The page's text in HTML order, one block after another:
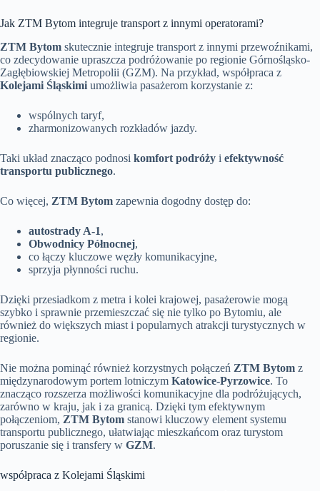
Jak ZTM Bytom integruje transport z innymi operatorami?
ZTM Bytom skutecznie integruje transport z innymi przewoźnikami,
co zdecydowanie upraszcza podróżowanie po regionie Górnośląsko-
Zagłębiowskiej Metropolii (GZM). Na przykład, współpraca z
Kolejami Śląskimi umożliwia pasażerom korzystanie z:
wspólnych taryf,
zharmonizowanych rozkładów jazdy.
Taki układ znacząco podnosi komfort podróży i efektywność
transportu publicznego.
Co więcej, ZTM Bytom zapewnia dogodny dostęp do:
autostrady A-1,
Obwodnicy Północnej,
co łączy kluczowe węzły komunikacyjne,
sprzyja płynności ruchu.
Dzięki przesiadkom z metra i kolei krajowej, pasażerowie mogą
szybko i sprawnie przemieszczać się nie tylko po Bytomiu, ale
również do większych miast i popularnych atrakcji turystycznych w
regionie.
Nie można pominąć również korzystnych połączeń ZTM Bytom z
międzynarodowym portem lotniczym Katowice-Pyrzowice. To
znacząco rozszerza możliwości komunikacyjne dla podróżujących,
zarówno w kraju, jak i za granicą. Dzięki tym efektywnym
połączeniom, ZTM Bytom stanowi kluczowy element systemu
transportu publicznego, ułatwiając mieszkańcom oraz turystom
poruszanie się i transfery w GZM.
współpraca z Kolejami Śląskimi